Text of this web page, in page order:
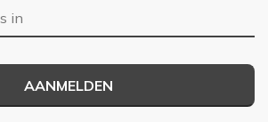
AANMELDEN